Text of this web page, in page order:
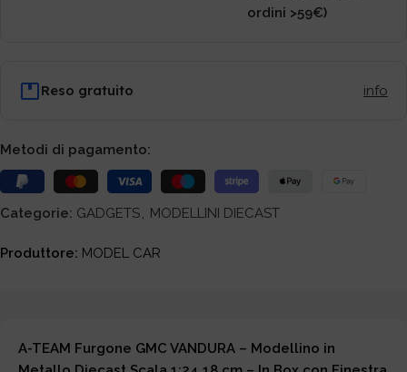
ordini >59€)
Reso gratuito info
Metodi di pagamento:
Categorie: GADGETS, MODELLINI DIECAST
Produttore: MODEL CAR
A-TEAM Furgone GMC VANDURA – Modellino in